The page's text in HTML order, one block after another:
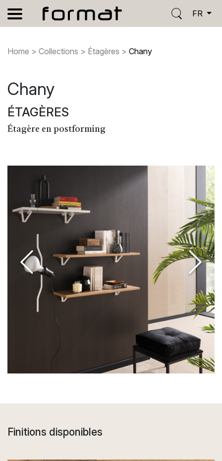
FR
Home > Collections > Étagères > Chany
Chany
ÉTAGÈRES
Étagère en postforming
Finitions disponibles